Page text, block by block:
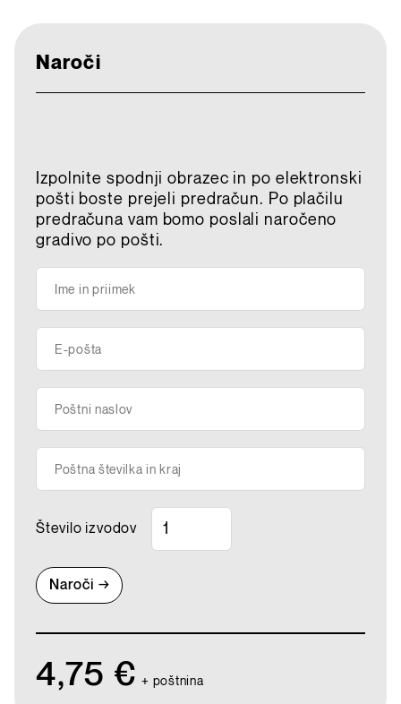
Naroči
Izpolnite spodnji obrazec in po elektronski
pošti boste prejeli predračun. Po plačilu
predračuna vam bomo poslali naročeno
gradivo po pošti.
Ime in priimek
E-pošta
Poštni naslov
Poštna številka in kraj
Število izvodov
4,75 € + poštnina